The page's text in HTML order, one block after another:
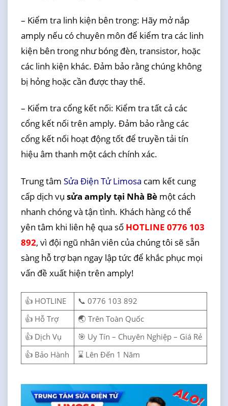
– Kiểm tra linh kiện bên trong: Hãy mở nắp
amply nếu có chuyên môn để kiểm tra các linh
kiện bên trong như bóng đèn, transistor, hoặc
các linh kiện khác. Đảm bảo rằng chúng không
bị hỏng hoặc cần được thay thế.
– Kiểm tra cổng kết nối: Kiểm tra tất cả các
cổng kết nối trên amply. Đảm bảo rằng các
cổng kết nối hoạt động tốt để truyền tải tín
hiệu âm thanh một cách chính xác.
Trung tâm Sửa Điện Tử Limosa cam kết cung
cấp dịch vụ sửa amply tại Nhà Bèmột cách
nhanh chóng và tận tình. Khách hàng có thể
yên tâm khi liên hệ qua số HOTLINE 0776 103
892, vì đội ngũ nhân viên của chúng tôi sẽ sẵn
sàng hỗ trợ bạn ngay lập tức để khắc phục mọi
vấn đề xuất hiện trên amply!
👍 HOTLINE
📞 0776 103 892
👍 Hỗ Trợ
🌏 Trên Toàn Quốc
👍 Dịch Vụ
🎯 Uy Tín – Chuyên Nghiệp – Giá Rẻ
👍 Bảo Hành
⌛ Lên Đến 1 Năm